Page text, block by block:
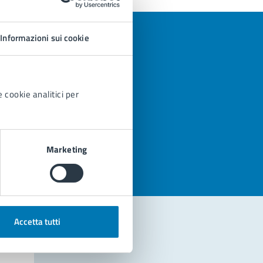
Informazioni sui cookie
cookie analitici per
Marketing
Accetta tutti